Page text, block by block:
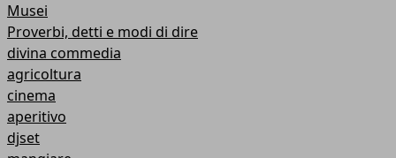
Musei
Proverbi, detti e modi di dire
divina commedia
agricoltura
cinema
aperitivo
djset